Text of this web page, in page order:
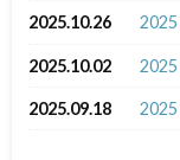
2025.10.26
2025.10.02
2025.09.18